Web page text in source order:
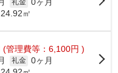
㎡
(管理費等：6,100円 )
礼金 0ヶ月